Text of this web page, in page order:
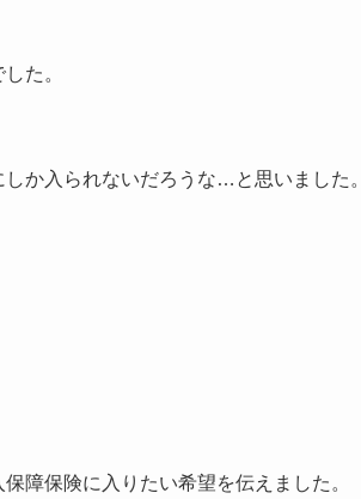
た。
か入られないだろうな…と思いました。
障保険に入りたい希望を伝えました。